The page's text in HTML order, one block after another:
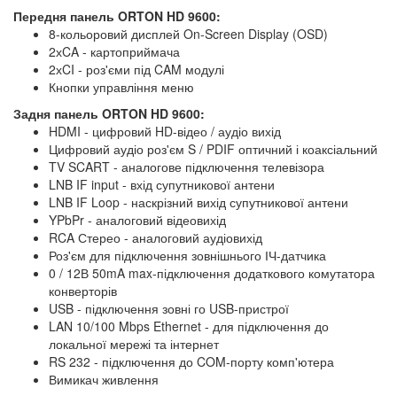
Передня панель ORTON HD 9600:
8-кольоровий дисплей On-Screen Display (OSD)
2хCA - картоприймача
2хCI - роз'єми під CAM модулі
Кнопки управління меню
Задня панель ORTON HD 9600:
HDMI - цифровий HD-відео / аудіо вихід
Цифровий аудіо роз'єм S / PDIF оптичний і коаксіальний
TV SCART - аналогове підключення телевізора
LNB IF input - вхід супутникової антени
LNB IF Loop - наскрізний вихід супутникової антени
YPbPr - аналоговий відеовихід
RCA Стерео - аналоговий аудіовихід
Роз'єм для підключення зовнішнього ІЧ-датчика
0 / 12В 50mA max-підключення додаткового комутатора
конверторів
USB - підключення зовні го USB-пристрої
LAN 10/100 Mbps Ethernet - для підключення до
локальної мережі та інтернет
RS 232 - підключення до COM-порту комп'ютера
Вимикач живлення